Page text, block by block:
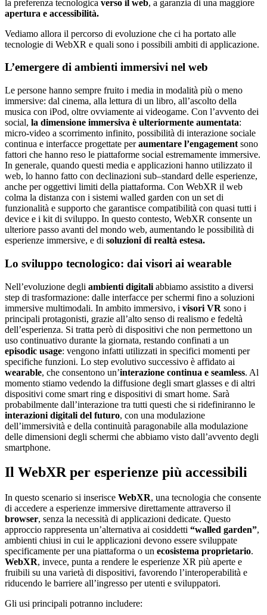
la preferenza tecnologica verso il web, a garanzia di una maggiore
apertura e accessibilità.
Vediamo allora il percorso di evoluzione che ci ha portato alle
tecnologie di WebXR e quali sono i possibili ambiti di applicazione.
L’emergere di ambienti immersivi nel web
Le persone hanno sempre fruito i media in modalità più o meno
immersive: dal cinema, alla lettura di un libro, all’ascolto della
musica con iPod, oltre ovviamente ai videogame. Con l’avvento dei
social, la dimensione immersiva è ulteriormente aumentata:
micro-video a scorrimento infinito, possibilità di interazione sociale
continua e interfacce progettate peraumentare l’engagement sono
fattori che hanno reso le piattaforme social estremamente immersive.
In generale, quando questi media e applicazioni hanno utilizzato il
web, lo hanno fatto con declinazioni sub–standard delle esperienze,
anche per oggettivi limiti della piattaforma. Con WebXR il web
colma la distanza con i sistemi walled garden con un set di
funzionalità e supporto che garantisce compatibilità con quasi tutti i
device e i kit di sviluppo. In questo contesto, WebXR consente un
ulteriore passo avanti del mondo web, aumentando le possibilità di
esperienze immersive, e di soluzioni di realtà estesa.
Lo sviluppo tecnologico: dai visori ai wearable
Nell’evoluzione degli ambienti digitali abbiamo assistito a diversi
step di trasformazione: dalle interfacce per schermi fino a soluzioni
immersive multimodali. In ambito immersivo, i visori VR sono i
principali protagonisti, grazie all’alto senso di realismo e fedeltà
dell’esperienza. Si tratta però di dispositivi che non permettono un
uso continuativo durante la giornata, restando confinati a un
episodic usage: vengono infatti utilizzati in specifici momenti per
specifiche funzioni. Lo step evolutivo successivo è affidato ai
wearable, che consentono un’interazione continua e seamless. Al
momento stiamo vedendo la diffusione degli smart glasses e di altri
dispositivi come smart ring e dispositivi di smart home. Sarà
probabilmente dall’interazione tra tutti questi che si ridefiniranno le
interazioni digitali del futuro, con una modulazione
dell’immersività e della continuità paragonabile alla modulazione
delle dimensioni degli schermi che abbiamo visto dall’avvento degli
smartphone.
Il WebXR per esperienze più accessibili
In questo scenario si inserisce WebXR, una tecnologia che consente
di accedere a esperienze immersive direttamente attraverso il
browser, senza la necessità di applicazioni dedicate. Questo
approccio rappresenta un’alternativa ai cosiddetti “walled garden”,
ambienti chiusi in cui le applicazioni devono essere sviluppate
specificamente per una piattaforma o un ecosistema proprietario.
WebXR, invece, punta a rendere le esperienze XR più aperte e
fruibili su una varietà di dispositivi, favorendo l’interoperabilità e
riducendo le barriere all’ingresso per utenti e sviluppatori.
Gli usi principali potranno includere: